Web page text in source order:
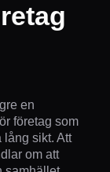
en
företag som
lång sikt. Att
om att